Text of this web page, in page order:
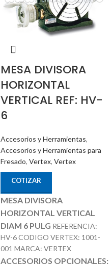
MESA DIVISORA
HORIZONTAL
VERTICAL REF: HV-
6
Accesorios y Herramientas,
Accesorios y Herramientas para
Fresado, Vertex, Vertex
COTIZAR
MESA DIVISORA
HORIZONTAL VERTICAL
DIAM 6 PULG REFERENCIA:
HV-6 CODIGO VERTEX: 1001-
001 MARCA: VERTEX
ACCESORIOS OPCIONALES: